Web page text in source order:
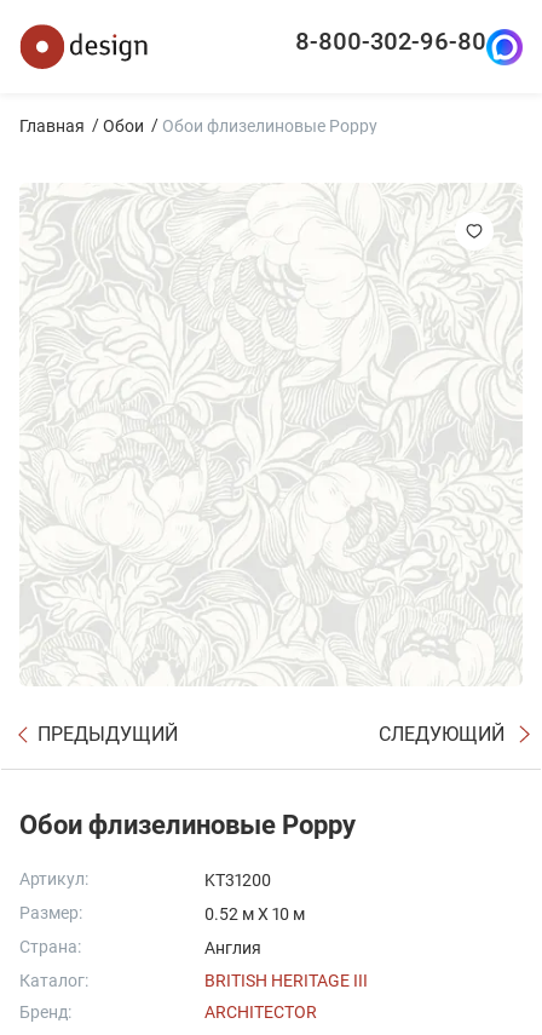
8-800-302-96-80
Главная Обои Обои флизелиновые Poppy
ПРЕДЫДУЩИЙ СЛЕДУЮЩИЙ
Обои флизелиновые Poppy
Артикул:
KT31200
Размер:
0.52 м X 10 м
Страна:
Англия
Каталог:
BRITISH HERITAGE III
Бренд:
ARCHITECTOR